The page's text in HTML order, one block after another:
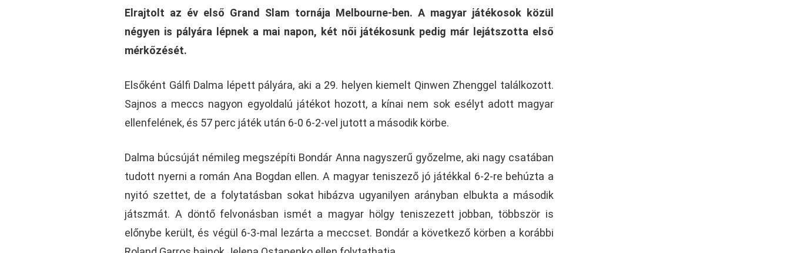
Elrajtolt az év első Grand Slam tornája Melbourne-ben. A magyar játékosok közül
négyen is pályára lépnek a mai napon, két női játékosunk pedig már lejátszotta első
mérkőzését.
Elsőként Gálfi Dalma lépett pályára, aki a 29. helyen kiemelt Qinwen Zhenggel találkozott.
Sajnos a meccs nagyon egyoldalú játékot hozott, a kínai nem sok esélyt adott magyar
ellenfelének, és 57 perc játék után 6-0 6-2-vel jutott a második körbe.
Dalma búcsúját némileg megszépíti Bondár Anna nagyszerű győzelme, aki nagy csatában
tudott nyerni a román Ana Bogdan ellen. A magyar teniszező jó játékkal 6-2-re behúzta a
nyitó szettet, de a folytatásban sokat hibázva ugyanilyen arányban elbukta a második
játszmát. A döntő felvonásban ismét a magyar hölgy teniszezett jobban, többször is
előnybe került, és végül 6-3-mal lezárta a meccset. Bondár a következő körben a korábbi